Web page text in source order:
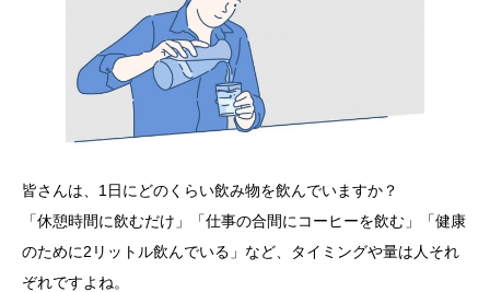
皆さんは、1日にどのくらい飲み物を飲んでいますか？
「休憩時間に飲むだけ」「仕事の合間にコーヒーを飲む」「健康
のために2リットル飲んでいる」など、タイミングや量は人それ
ぞれですよね。